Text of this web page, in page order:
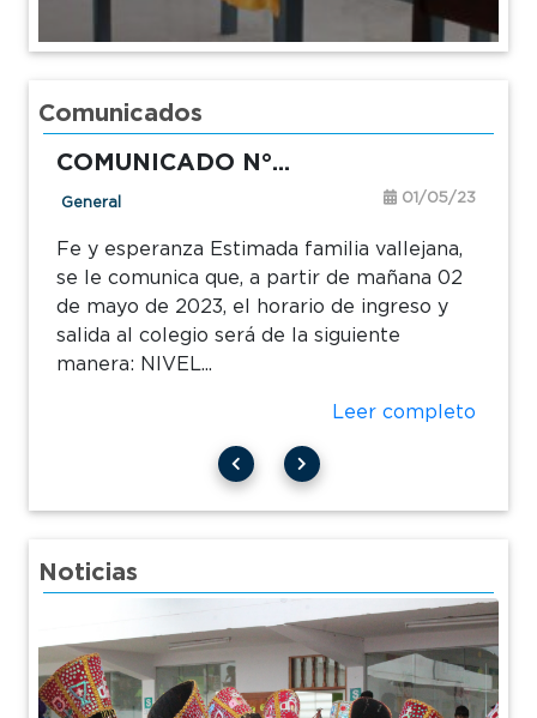
Comunicados
COMUNICADO N°...
General 01/05/23
Fe y esperanza Estimada familia vallejana,
se le comunica que, a partir de mañana 02
de mayo de 2023, el horario de ingreso y
salida al colegio será de la siguiente
manera: NIVEL...
Leer completo
Noticias